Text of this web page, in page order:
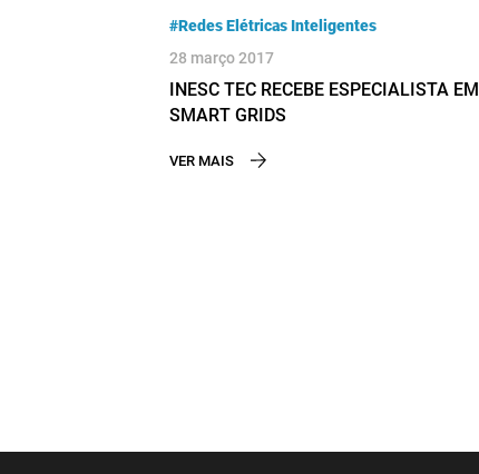
#Redes Elétricas Inteligentes
28 março 2017
INESC TEC RECEBE ESPECIALISTA EM
SMART GRIDS
VER MAIS